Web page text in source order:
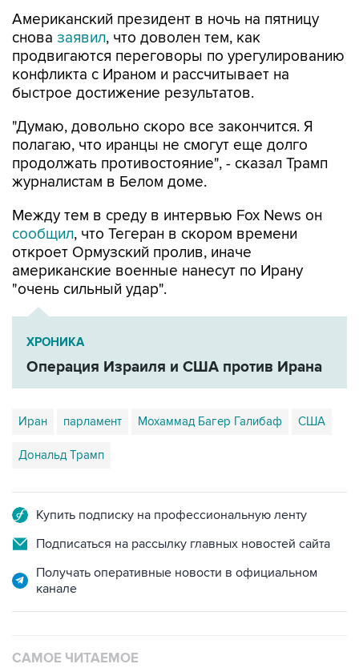
Американский президент в ночь на пятницу
снова заявил, что доволен тем, как
продвигаются переговоры по урегулированию
конфликта с Ираном и рассчитывает на
быстрое достижение результатов.
"Думаю, довольно скоро все закончится. Я
полагаю, что иранцы не смогут еще долго
продолжать противостояние", - сказал Трамп
журналистам в Белом доме.
Между тем в среду в интервью Fox News он
сообщил, что Тегеран в скором времени
откроет Ормузский пролив, иначе
американские военные нанесут по Ирану
"очень сильный удар".
ХРОНИКА
Операция Израиля и США против Ирана
Иран парламент Мохаммад Багер Галибаф США
Дональд Трамп
Купить подписку на профессиональную ленту
Подписаться на рассылку главных новостей сайта
Получать оперативные новости в официальном
канале
САМОЕ ЧИТАЕМОЕ